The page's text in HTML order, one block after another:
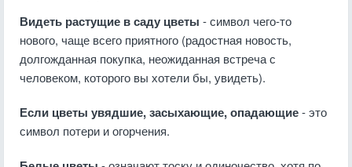
Видеть растущие в саду цветы - символ чего-то
нового, чаще всего приятного (радостная новость,
долгожданная покупка, неожиданная встреча с
человеком, которого вы хотели бы, увидеть).
Если цветы увядшие, засыхающие, опадающие- это
символ потери и огорчения.